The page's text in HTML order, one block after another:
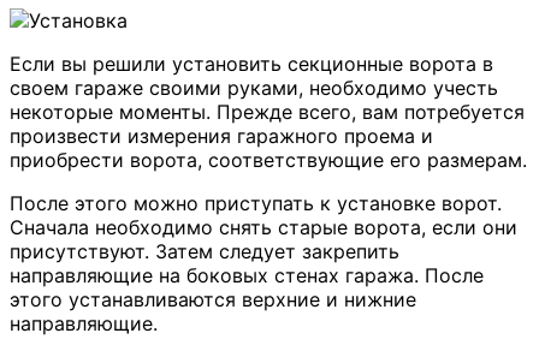
Если вы решили установить секционные ворота в
своем гараже своими руками, необходимо учесть
некоторые моменты. Прежде всего, вам потребуется
произвести измерения гаражного проема и
приобрести ворота, соответствующие его размерам.
После этого можно приступать к установке ворот.
Сначала необходимо снять старые ворота, если они
присутствуют. Затем следует закрепить
направляющие на боковых стенах гаража. После
этого устанавливаются верхние и нижние
направляющие.